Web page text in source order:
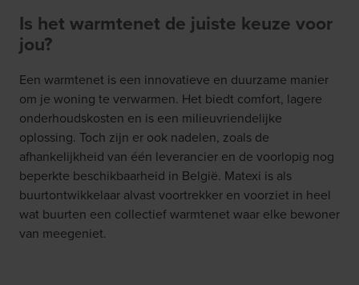
Is het warmtenet de juiste keuze voor
jou?
Een warmtenet is een innovatieve en duurzame manier
om je woning te verwarmen. Het biedt comfort, lagere
onderhoudskosten en is een milieuvriendelijke
oplossing. Toch zijn er ook nadelen, zoals de
afhankelijkheid van één leverancier en de voorlopig nog
beperkte beschikbaarheid in België. Matexi is als
buurtontwikkelaar alvast voortrekker en voorziet in heel
wat buurten een collectief warmtenet waar elke bewoner
van meegeniet.